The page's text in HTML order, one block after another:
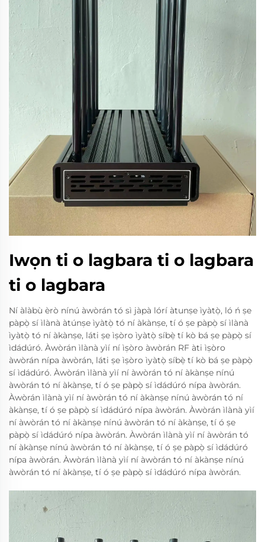
Iwọn ti o lagbara ti o lagbara
ti o lagbara
Ní àlàbù èrò nínú àwòrán tó sì jàpà lórí àtunṣe ìyàtọ̀, ló ń ṣe
pàpọ̀ sí ìlànà àtúnṣe ìyàtọ̀ tó ní àkànṣe, tí ó ṣe pàpọ̀ sí ìlànà
ìyàtọ̀ tó ní àkànṣe, láti ṣe ìṣòro ìyàtọ̀ síbẹ̀ tí kò bá ṣe pàpọ̀ sí
ìdádúró. Àwòrán ìlànà yìí ní ìṣòro àwòrán RF àti ìṣòro
àwòrán nípa àwòrán, láti ṣe ìṣòro ìyàtọ̀ síbẹ̀ tí kò bá ṣe pàpọ̀
sí ìdádúró. Àwòrán ìlànà yìí ní àwòrán tó ní àkànṣe nínú
àwòrán tó ní àkànṣe, tí ó ṣe pàpọ̀ sí ìdádúró nípa àwòrán.
Àwòrán ìlànà yìí ní àwòrán tó ní àkànṣe nínú àwòrán tó ní
àkànṣe, tí ó ṣe pàpọ̀ sí ìdádúró nípa àwòrán. Àwòrán ìlànà yìí
ní àwòrán tó ní àkànṣe nínú àwòrán tó ní àkànṣe, tí ó ṣe
pàpọ̀ sí ìdádúró nípa àwòrán. Àwòrán ìlànà yìí ní àwòrán tó
ní àkànṣe nínú àwòrán tó ní àkànṣe, tí ó ṣe pàpọ̀ sí ìdádúró
nípa àwòrán. Àwòrán ìlànà yìí ní àwòrán tó ní àkànṣe nínú
àwòrán tó ní àkànṣe, tí ó ṣe pàpọ̀ sí ìdádúró nípa àwòrán.